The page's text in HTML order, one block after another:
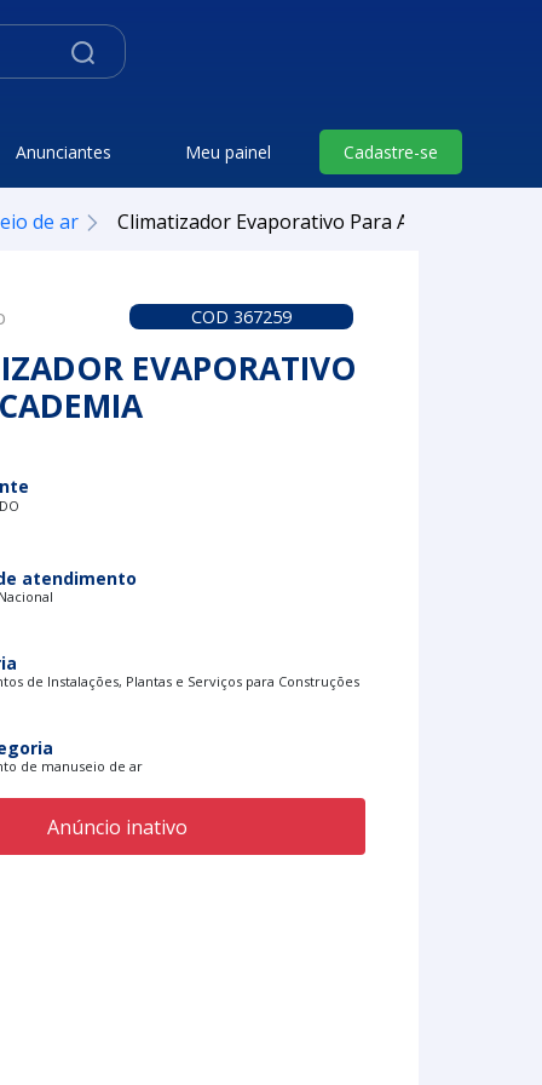
Anunciantes Meu painel Cadastre-se
de ar Climatizador Evaporativo Para Academia
COD 367259
EVAPORATIVO
atendimento
de Instalações, Plantas e Serviços para Construções
de manuseio de ar
Anúncio inativo